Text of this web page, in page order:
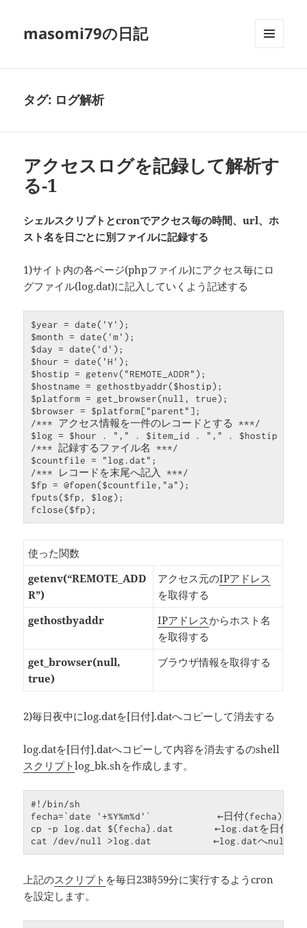
masomi79の日記
タグ: ログ解析
アクセスログを記録して解析す
る-1
シェルスクリプトとcronでアクセス毎の時間、url、ホ
スト名を日ごとに別ファイルに記録する
1)サイト内の各ページ(phpファイル)にアクセス毎にロ
グファイル(log.dat)に記入していくよう記述する
$year = date('Y');
$month = date('m');
$day = date('d');
$hour = date('H');
$hostip = getenv("REMOTE_ADDR");
$hostname = gethostbyaddr($hostip);
$platform = get_browser(null, true);
$browser = $platform["parent"];
/*** アクセス情報を一件のレコードとする ***/
$log = $hour . "," . $item_id . "," . $hostip .
/*** 記録するファイル名 ***/
$countfile = "log.dat";
/*** レコードを末尾へ記入 ***/
$fp = @fopen($countfile,"a");
fputs($fp, $log);
fclose($fp);
使った関数
getenv(“REMOTE_ADD
R”)
アクセス元のIPアドレス
を取得する
gethostbyaddr
IPアドレスからホスト名
を取得する
get_browser(null,
true)
ブラウザ情報を取得する
2)毎日夜中にlog.datを[日付].datへコピーして消去する
log.datを[日付].datへコピーして内容を消去するのshell
スクリプトlog_bk.shを作成します。
#!/bin/sh
fecha=`date '+%Y%m%d'`            ←日付(fecha)を取
cp -p log.dat ${fecha}.dat　　　　←log.datを日付
cat /dev/null >log.dat　　　　　　←log.datへnullを書
上記のスクリプト を毎日23時59分に実行するようcron
を設定します。